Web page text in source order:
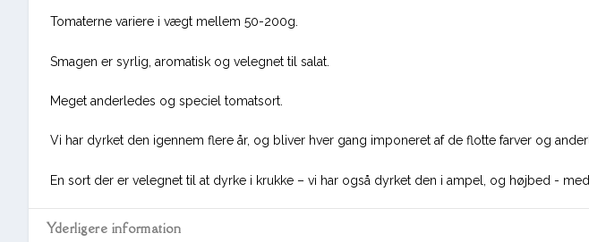
Tomaterne variere i vægt mellem 50-200g.
Smagen er syrlig, aromatisk og velegnet til salat.
Meget anderledes og speciel tomatsort.
Vi har dyrket den igennem flere år, og bliver hver gang imponeret af de flotte farver og
En sort der er velegnet til at dyrke i krukke – vi har også dyrket den i ampel, og højbed -
Yderligere information